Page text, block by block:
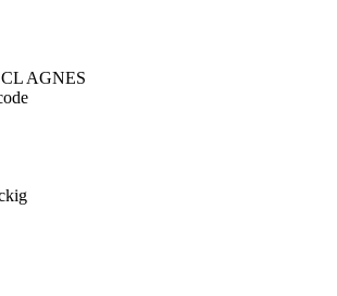
AGNES